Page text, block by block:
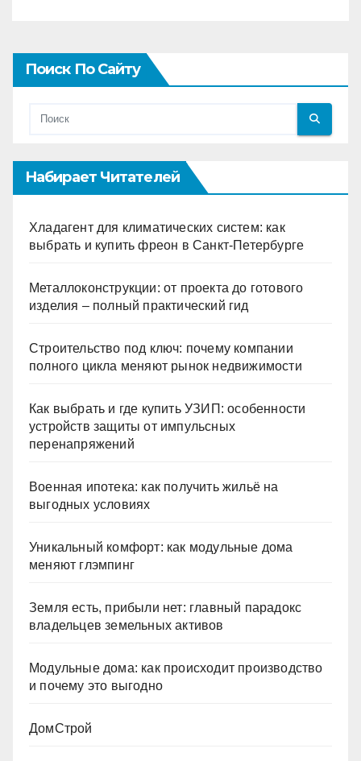
Поиск По Сайту
Набирает Читателей
Хладагент для климатических систем: как
выбрать и купить фреон в Санкт-Петербурге
Металлоконструкции: от проекта до готового
изделия – полный практический гид
Строительство под ключ: почему компании
полного цикла меняют рынок недвижимости
Как выбрать и где купить УЗИП: особенности
устройств защиты от импульсных
перенапряжений
Военная ипотека: как получить жильё на
выгодных условиях
Уникальный комфорт: как модульные дома
меняют глэмпинг
Земля есть, прибыли нет: главный парадокс
владельцев земельных активов
Модульные дома: как происходит производство
и почему это выгодно
ДомСтрой